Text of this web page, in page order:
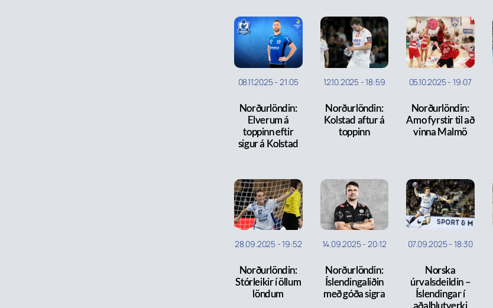
08.11.2025- 21:05
Norðurlöndin:
Elverum á
toppinn eftir
sigur á Kolstad
12.10.2025 -18:59
Norðurlöndin:
Kolstad aftur á
toppinn
05.10.2025- 19:07
Norðurlöndin:
Amo fyrstir til að
vinna Malmö
28.09.2025 -19:52
Norðurlöndin:
Stórleikir í öllum
löndum
14.09.2025- 20:12
Norðurlöndin:
Íslendingaliðin
með góða sigra
07.09.2025- 18:30
Norska
úrvalsdeildin –
Íslendingar í
aðalhlutverki